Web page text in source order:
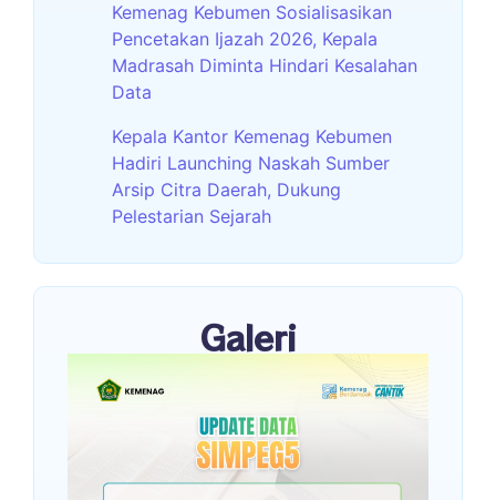
Kemenag Kebumen Sosialisasikan
Pencetakan Ijazah 2026, Kepala
Madrasah Diminta Hindari Kesalahan
Data
Kepala Kantor Kemenag Kebumen
Hadiri Launching Naskah Sumber
Arsip Citra Daerah, Dukung
Pelestarian Sejarah
Galeri